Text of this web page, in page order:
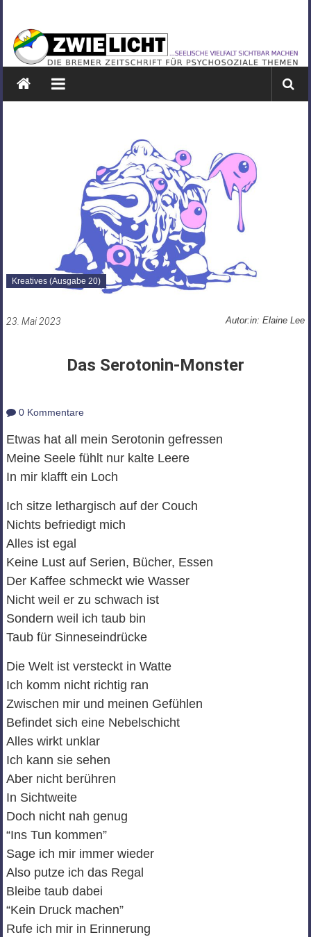
springen
ZWIELICHT
BREMEN
DIE
Kreatives (Ausgabe 20)
23. Mai 2023 Autor:in: Elaine Lee
Das Serotonin-Monster
0 Kommentare
Etwas hat all mein Serotonin gefressen
Meine Seele fühlt nur kalte Leere
In mir klafft ein Loch
Ich sitze lethargisch auf der Couch
Nichts befriedigt mich
Alles ist egal
Keine Lust auf Serien, Bücher, Essen
Der Kaffee schmeckt wie Wasser
Nicht weil er zu schwach ist
Sondern weil ich taub bin
Taub für Sinneseindrücke
Die Welt ist versteckt in Watte
Ich komm nicht richtig ran
Zwischen mir und meinen Gefühlen
Befindet sich eine Nebelschicht
Alles wirkt unklar
Ich kann sie sehen
Aber nicht berühren
In Sichtweite
Doch nicht nah genug
“Ins Tun kommen”
Sage ich mir immer wieder
Also putze ich das Regal
Bleibe taub dabei
“Kein Druck machen”
Rufe ich mir in Erinnerung